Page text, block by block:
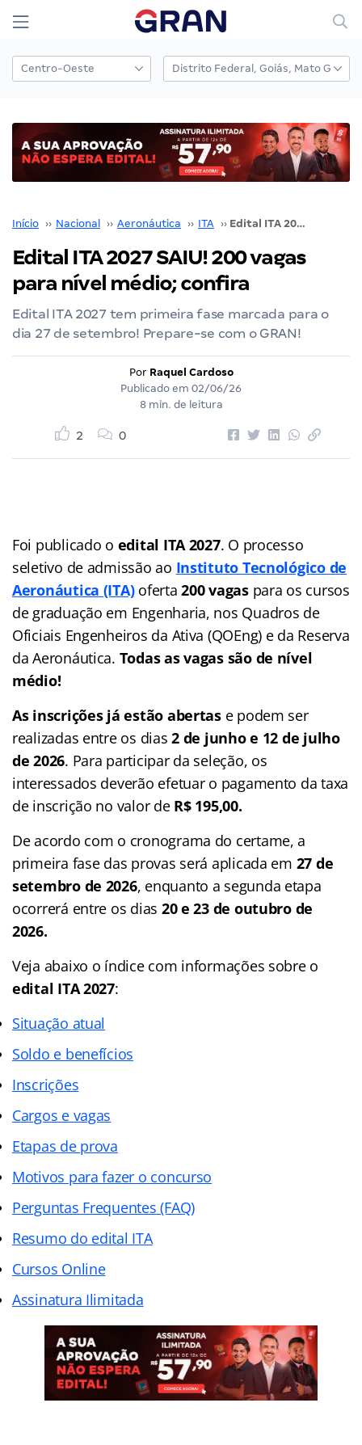
Início ›› Nacional ›› Aeronáutica ›› ITA ›› Edital ITA 2027 SAIU! 200 vagas para nível médio; confira
Edital ITA 2027 SAIU! 200 vagas
para nível médio; confira
Edital ITA 2027 tem primeira fase marcada para o
dia 27 de setembro! Prepare-se com o GRAN!
Por Raquel Cardoso
Publicado em 02/06/26
8 min. de leitura
2 0
Foi publicado o edital ITA 2027. O processo
seletivo de admissão ao Instituto Tecnológico de
Aeronáutica (ITA)oferta200 vagaspara os cursos
de graduação em Engenharia, nos Quadros de
Oficiais Engenheiros da Ativa (QOEng) e da Reserva
da Aeronáutica. Todas as vagas são de nível
médio!
As inscrições já estão abertas e podem ser
realizadas entre os dias2 de junho e 12 de julho
de 2026. Para participar da seleção, os
interessados deverão efetuar o pagamento da taxa
de inscrição no valor de R$ 195,00.
De acordo com o cronograma do certame, a
primeira fase das provas será aplicada em 27 de
setembro de 2026, enquanto a segunda etapa
ocorrerá entre os dias 20 e 23 de outubro de
2026.
Veja abaixo o índicecom informações sobre o
edital ITA 2027:
Situação atual
Soldo e benefícios
Inscrições
Cargos e vagas
Etapas de prova
Motivos para fazer o concurso
Perguntas Frequentes (FAQ)
Resumo do edital ITA
Cursos Online
Assinatura Ilimitada